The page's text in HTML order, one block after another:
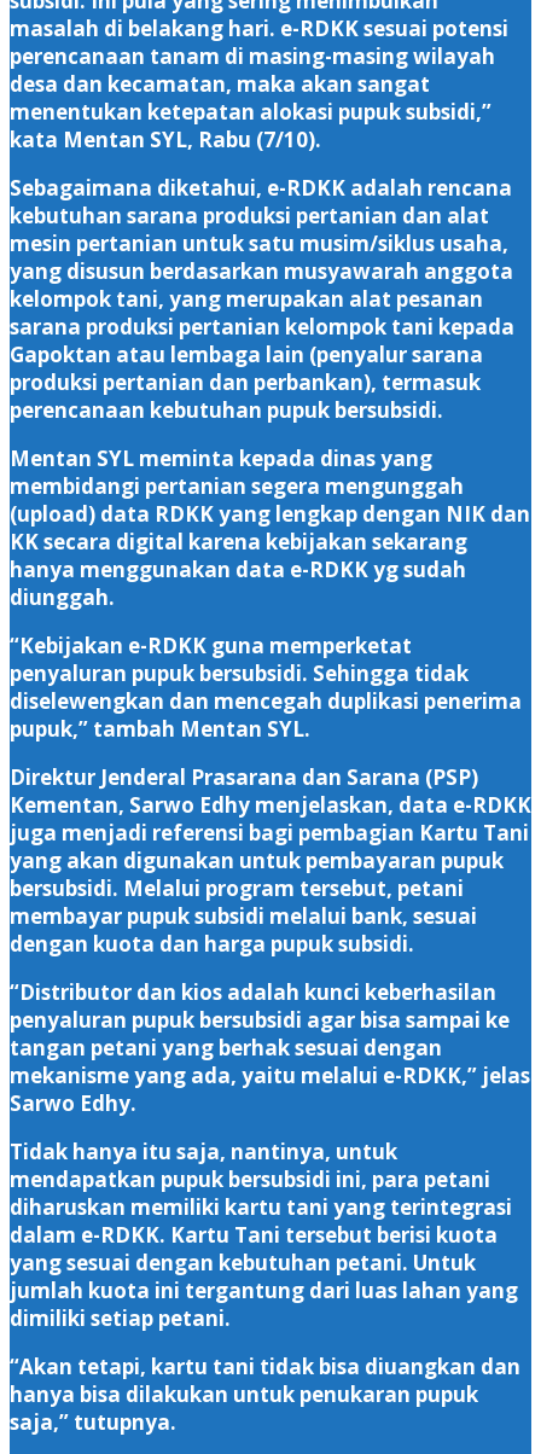
masalah di belakang hari. e-RDKK sesuai potensi
perencanaan tanam di masing-masing wilayah
desa dan kecamatan, maka akan sangat
menentukan ketepatan alokasi pupuk subsidi,”
kata Mentan SYL, Rabu (7/10).
Sebagaimana diketahui, e-RDKK adalah rencana
kebutuhan sarana produksi pertanian dan alat
mesin pertanian untuk satu musim/siklus usaha,
yang disusun berdasarkan musyawarah anggota
kelompok tani, yang merupakan alat pesanan
sarana produksi pertanian kelompok tani kepada
Gapoktan atau lembaga lain (penyalur sarana
produksi pertanian dan perbankan), termasuk
perencanaan kebutuhan pupuk bersubsidi.
Mentan SYL meminta kepada dinas yang
membidangi pertanian segera mengunggah
(upload) data RDKK yang lengkap dengan NIK dan
KK secara digital karena kebijakan sekarang
hanya menggunakan data e-RDKK yg sudah
diunggah.
“Kebijakan e-RDKK guna memperketat
penyaluran pupuk bersubsidi. Sehingga tidak
diselewengkan dan mencegah duplikasi penerima
pupuk,” tambah Mentan SYL.
Direktur Jenderal Prasarana dan Sarana (PSP)
Kementan, Sarwo Edhy menjelaskan, data e-RDKK
juga menjadi referensi bagi pembagian Kartu Tani
yang akan digunakan untuk pembayaran pupuk
bersubsidi. Melalui program tersebut, petani
membayar pupuk subsidi melalui bank, sesuai
dengan kuota dan harga pupuk subsidi.
“Distributor dan kios adalah kunci keberhasilan
penyaluran pupuk bersubsidi agar bisa sampai ke
tangan petani yang berhak sesuai dengan
mekanisme yang ada, yaitu melalui e-RDKK,” jelas
Sarwo Edhy.
Tidak hanya itu saja, nantinya, untuk
mendapatkan pupuk bersubsidi ini, para petani
diharuskan memiliki kartu tani yang terintegrasi
dalam e-RDKK. Kartu Tani tersebut berisi kuota
yang sesuai dengan kebutuhan petani. Untuk
jumlah kuota ini tergantung dari luas lahan yang
dimiliki setiap petani.
“Akan tetapi, kartu tani tidak bisa diuangkan dan
hanya bisa dilakukan untuk penukaran pupuk
saja,” tutupnya.